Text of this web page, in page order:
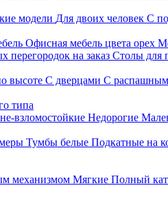
модели Для двоих человек С
Офисная мебель цвета орех
перегородок на заказ Столы для
высоте С дверцами С
типа
взломостойкие Недорогие
Тумбы белые Подкатные на
механизмом Мягкие Полный